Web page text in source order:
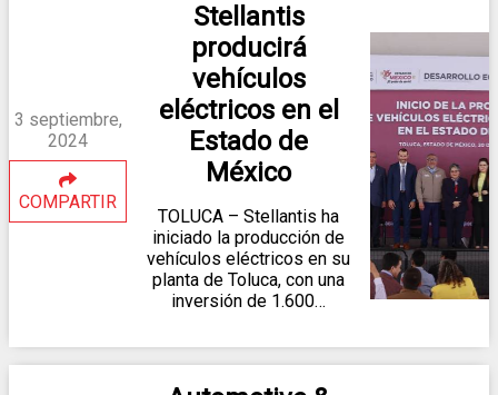
3 septiembre,
2024
COMPARTIR
Stellantis
producirá
vehículos
eléctricos en el
Estado de
México
TOLUCA – Stellantis ha
iniciado la producción de
vehículos eléctricos en su
planta de Toluca, con una
inversión de 1.600…